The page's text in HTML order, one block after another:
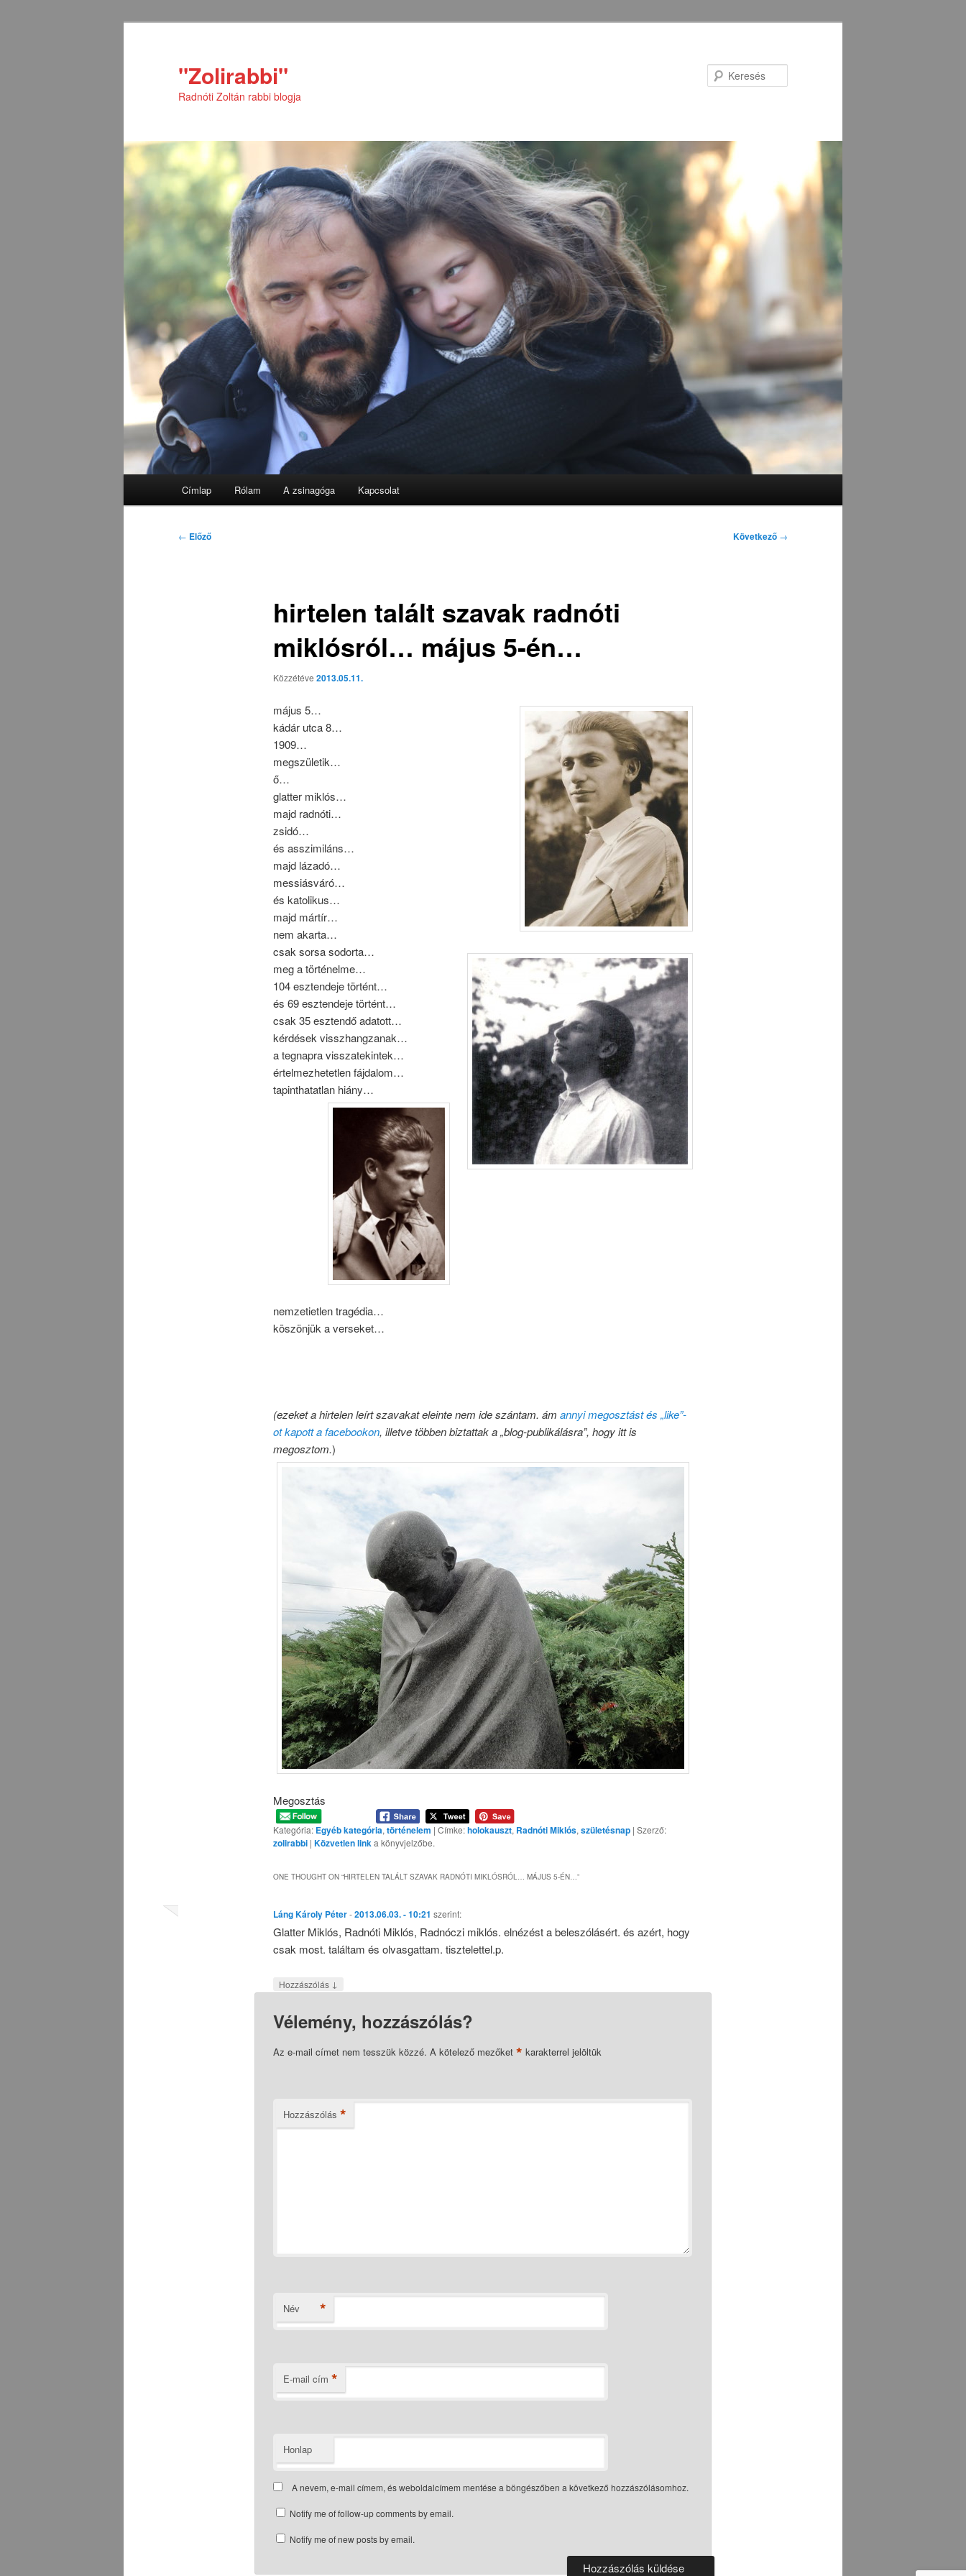
"Zolirabbi"
Radnóti Zoltán rabbi blogja
Címlap Rólam A zsinagóga Kapcsolat
Bejegyzés
← Előző Következő →
hirtelen talált szavak radnóti
miklósról… május 5-én…
Közzétéve 2013.05.11.
május 5…
kádár utca 8…
1909…
megszületik…
ő…
glatter miklós…
majd radnóti…
zsidó…
és asszimiláns…
majd lázadó…
messiásváró…
és katolikus…
majd mártír…
nem akarta…
csak sorsa sodorta…
meg a történelme…
104 esztendeje történt…
és 69 esztendeje történt…
csak 35 esztendő adatott…
kérdések visszhangzanak…
a tegnapra visszatekintek…
értelmezhetetlen fájdalom…
tapinthatatlan hiány…
nemzetietlen tragédia…
köszönjük a verseket…
(ezeket a hirtelen leírt szavakat eleinte nem ide szántam. ám annyi megosztást és „like”-
ot kapott a facebookon, illetve többen biztattak a „blog-publikálásra”, hogy itt is
megosztom.)
Megosztás
Kategória: Egyéb kategória, történelem | Címke:holokauszt, Radnóti Miklós, születésnap| Szerző:
zolirabbi| Közvetlen linka könyvjelzőbe.
ONE THOUGHT ON “HIRTELEN TALÁLT SZAVAK RADNÓTI MIKLÓSRÓL… MÁJUS 5-ÉN… ”
Láng Károly Péter-2013.06.03. - 10:21 szerint:
Glatter Miklós, Radnóti Miklós, Radnóczi miklós. elnézést a beleszólásért. és azért, hogy
csak most. találtam és olvasgattam. tisztelettel.p.
Hozzászólás ↓
Vélemény, hozzászólás?
Az e-mail címet nem tesszük közzé. A kötelező mezőket * karakterrel jelöltük
Hozzászólás *
Név *
E-mail cím *
Honlap
A nevem, e-mail címem, és weboldalcímem mentése a böngészőben a következő hozzászólásomhoz.
Notify me of follow-up comments by email.
Notify me of new posts by email.